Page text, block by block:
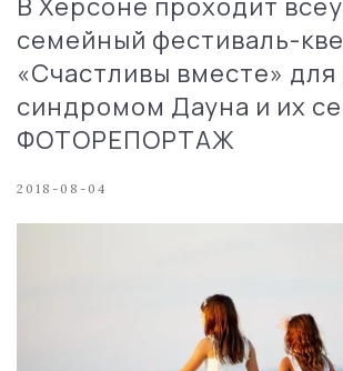
семейный фестиваль-
«Счастливы вместе» для
синдромом Дауна и их
ФОТОРЕПОРТАЖ
2018-08-04